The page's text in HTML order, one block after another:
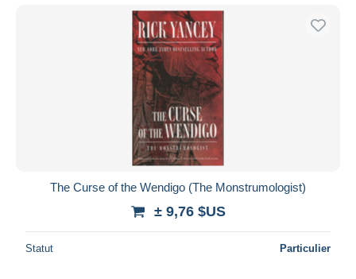
The Curse of the Wendigo (The Monstrumologist)
± 9,76 $US
Statut Particulier